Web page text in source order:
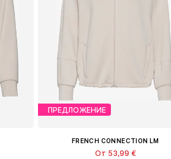
ПРЕДЛОЖЕНИЕ
FRENCH CONNECTION LM
От 53,99 €